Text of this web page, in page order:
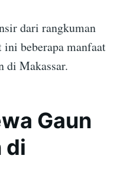
dari rangkuman
beberapa manfaat
di Makassar.
Gaun
di